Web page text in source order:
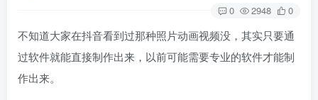
0 2948 0
不知道大家在抖音看到过那种照片动画视频没，其实只要通
过软件就能直接制作出来，以前可能需要专业的软件才能制
作出来。